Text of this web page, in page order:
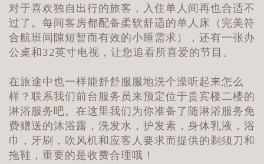
对于喜欢独自出行的旅客，入住单人间再也合适不
过了。每间客房都配备柔软舒适的单人床（完美符
合航班间隙短暂而有效的小睡需求），还有一张办
公桌和32英寸电视，让您追看所喜爱的节目。
在旅途中也一样能舒舒服服地洗个澡听起来怎么
样？联系我们前台服务员来预定位于贵宾楼二楼的
淋浴服务吧。在这里我们为你准备了随淋浴服务免
费赠送的沐浴露，洗发水，护发素，身体乳液，浴
巾，牙刷，吹风机和应客人要求而提供的剃须刀和
拖鞋，重要的是收费合理哦！